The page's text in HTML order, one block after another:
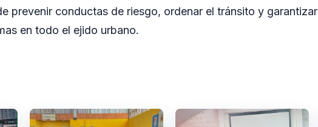
prevenir conductas de riesgo, ordenar el tránsito y garantizar
en todo el ejido urbano.